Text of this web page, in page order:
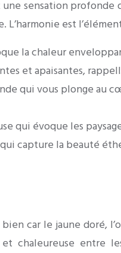
sensation
L’harmonie est
la chaleur
et apaisantes,
qui vous plonge au
qui évoque les
capture la beauté
car le jaune doré,
chaleureuse entre